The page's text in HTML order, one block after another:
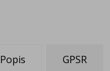
Popis GPSR